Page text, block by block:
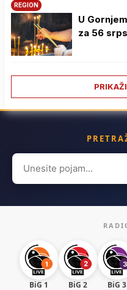
REGION
U
za 56
Search
for:
BiG 1 BiG 2 BiG 3